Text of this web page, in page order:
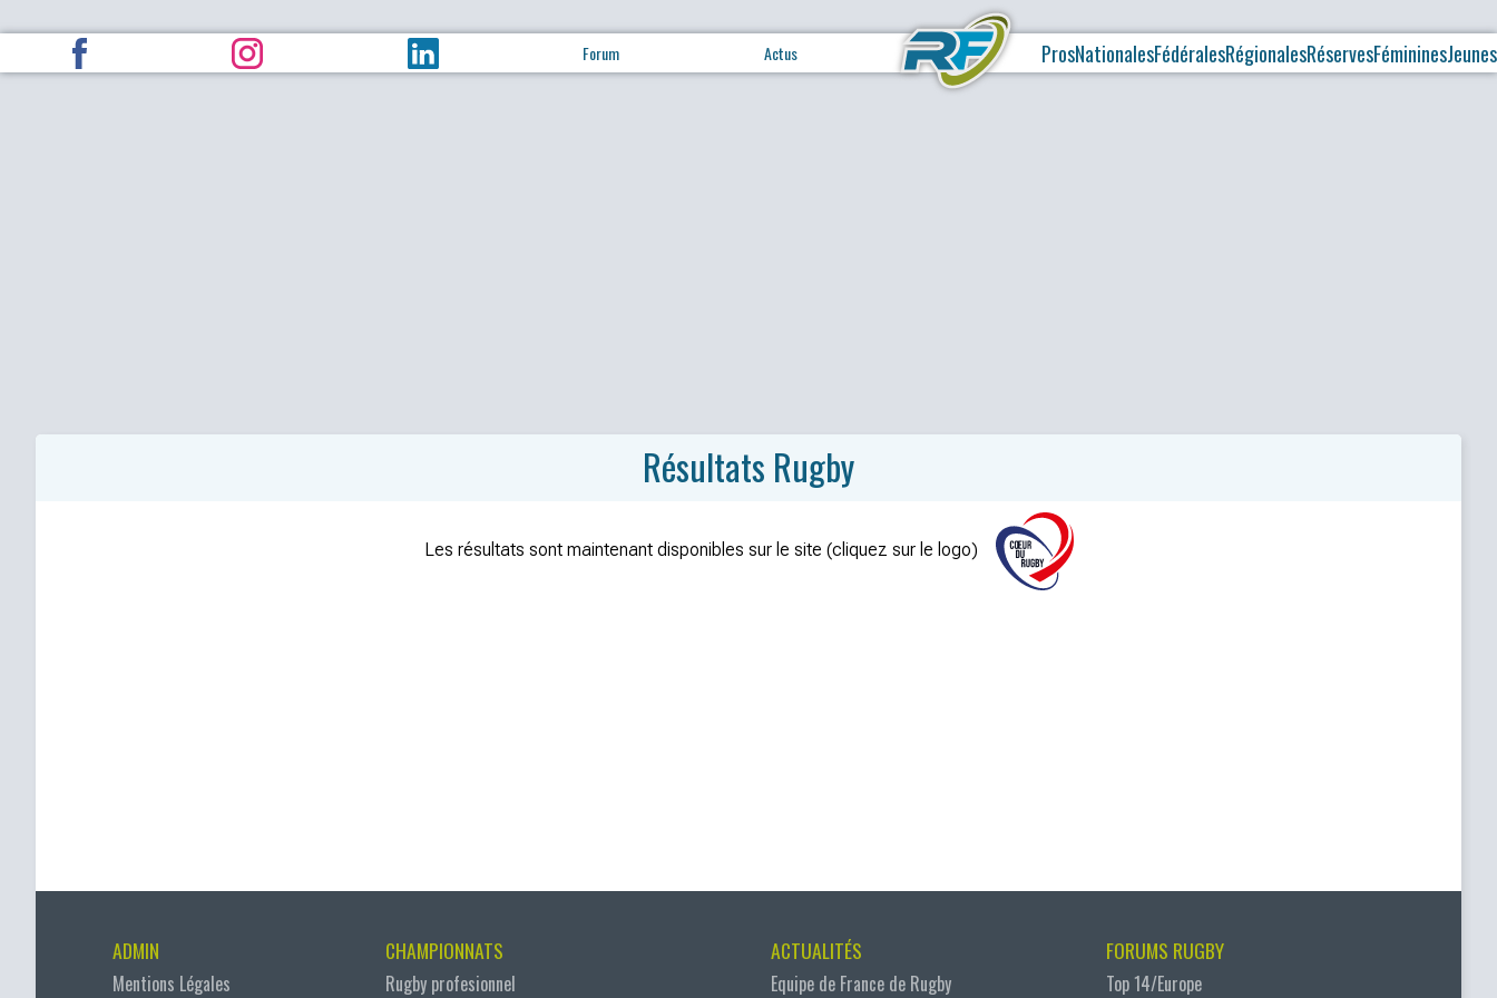
Forum Actus ProsNationalesFédéralesRégionalesRéservesFémininesJeunes
Résultats Rugby
Les résultats sont maintenant disponibles sur le site (cliquez sur le logo)
ADMIN
Mentions Légales
CHAMPIONNATS
Rugby profesionnel
ACTUALITÉS
Equipe de France de Rugby
FORUMS RUGBY
Top 14/Europe